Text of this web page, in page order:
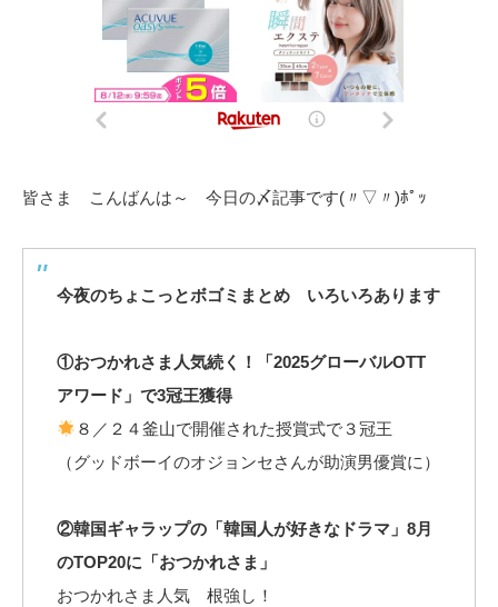
皆さま こんばんは～ 今日の〆記事です(〃▽〃)ﾎﾟｯ
今夜のちょこっとボゴミまとめ いろいろあります
①おつかれさま人気続く！「2025グローバルOTT
アワード」で3冠王獲得
８／２４釜山で開催された授賞式で３冠王
（グッドボーイのオジョンセさんが助演男優賞に）
②韓国ギャラップの「韓国人が好きなドラマ」8月
のTOP20に「おつかれさま」
おつかれさま人気 根強し！